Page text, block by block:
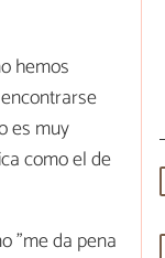
hemos
es muy
como el de
"me da pena